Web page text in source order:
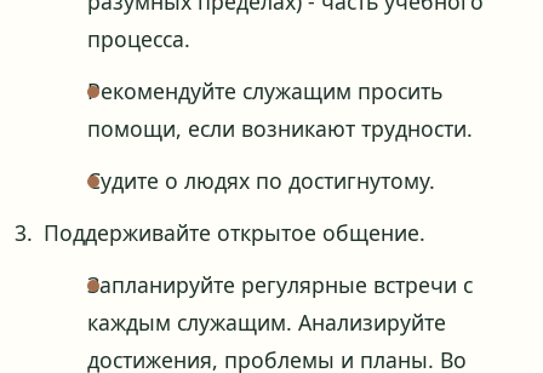
процесса.
Рекомендуйте служащим просить
помощи, если возникают трудности.
Судите о людях по достигнутому.
Поддерживайте открытое общение.
Запланируйте регулярные встречи с
каждым служащим. Анализируйте
достижения, проблемы и планы. Во